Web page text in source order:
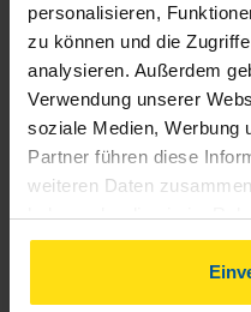
personalisieren,
zu können und die
analysieren. Außerdem
Verwendung unserer
soziale Medien, Werbung
Partner führen diese
weiteren Daten
haben oder die sie im
gesammelt haben. Indem
können Sie der
unserer➔
Persönliche
Bei Fragen zur
immer für Sie da –
Fairer Beitrag
Sie zahlen für alle
Jahreseinnahmen